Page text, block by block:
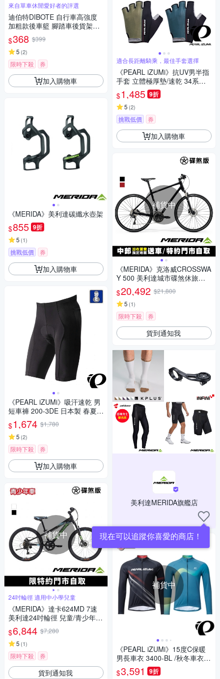
來自單車休閒愛好者的評選
迪伯特DIBOTE 自行車高強度
加粗款後車籃 腳踏車後貨架車
籃
$368 $399
5 (2)
限時下殺 券
加入購物車
《MERIDA》美利達碳纖水壺架
$855 9折
5 (1)
挑戰低價 券
加入購物車
《PEARL iZUMi》吸汗速乾 男
短車褲 200-3DE 日本製 春夏車
褲/入門車褲/單車/運動/自行車
$1,674 $1,780
5 (2)
限時下殺 券
加入購物車
補貨中
24吋輪徑 適用中小學兒童
《MERIDA》達卡624MD 7速
美利達24吋輪徑 兒童/青少年入
門自行車 9-12歲/中小學/避震
前叉/碟煞/腳踏車/童車/單車
$6,844 $7,280
5 (1)
限時下殺 券
貨到通知我
適合長距離騎乘，最佳手套選擇
《PEARL iZUMi》抗UV男半指
手套 立體極厚墊/速乾 34系列 2
5 長途騎乘/單車/短手套/短指手
套/日本
$1,485 9折
5 (2)
挑戰低價 券
加入購物車
補貨中
《MERIDA》克洛威CROSSWA
Y 500 美利達城市碟煞休旅車
無附腳架/代步/休閒/通勤/運動/
自行車/單車
$20,492 $21,800
5 (1)
限時下殺 券
貨到通知我
美利達MERIDA旗艦店
現在可以追蹤你喜愛的商店！
補貨中
《PEARL iZUMi》15度C保暖
男長車衣 3400-BL /秋冬車衣/
保暖車衣/長車衣/運動/自行車
$3,591 9折